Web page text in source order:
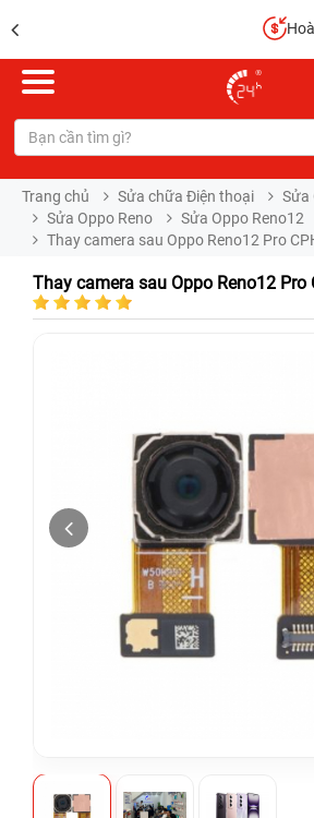
Hoàn tiền 100%
Trang chủ Sửa chữa Điện thoại
Sửa
Sửa Oppo Reno
Sửa Oppo Reno12
Thay camera sau Oppo Reno12 Pro
Thay camera sau Oppo Reno12 Pro